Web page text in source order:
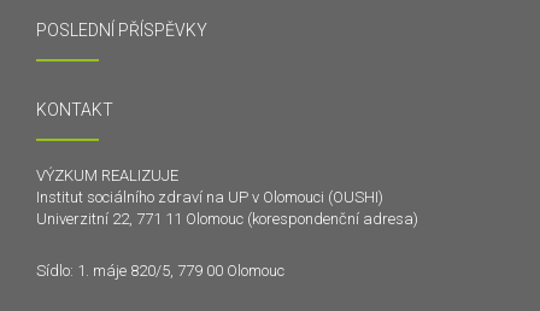
POSLEDNÍ PŘÍSPĚVKY
KONTAKT
VÝZKUM REALIZUJE
Institut sociálního zdraví na UP v Olomouci (OUSHI)
Univerzitní 22, 771 11 Olomouc (korespondenční adresa)
Sídlo: 1. máje 820/5, 779 00 Olomouc